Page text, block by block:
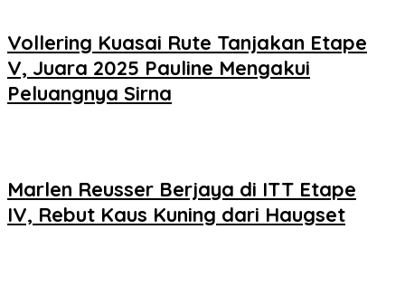
Vollering Kuasai Rute Tanjakan Etape
V, Juara 2025 Pauline Mengakui
Peluangnya Sirna
Marlen Reusser Berjaya di ITT Etape
IV, Rebut Kaus Kuning dari Haugset